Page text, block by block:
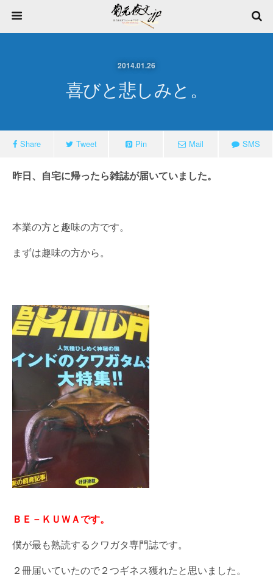
2014.01.26
喜びと悲しみと。
Share Tweet Pin Mail SMS
昨日、自宅に帰ったら雑誌が届いていました。
本業の方と趣味の方です。
まずは趣味の方から。
ＢＥ－ＫＵＷＡです。
僕が最も熟読するクワガタ専門誌です。
２冊届いていたので２つギネス獲れたと思いました。